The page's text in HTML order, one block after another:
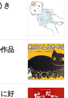
き
品
好